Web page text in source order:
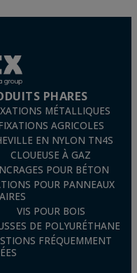
PHARES
MÉTALLIQUES
AGRICOLES
EN NYLON TN4S
CLOUEUSE À GAZ
POUR BÉTON
POUR PANNEAUX
VIS POUR BOIS
DE POLYURÉTHANE
FRÉQUEMMENT